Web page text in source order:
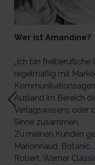
Wer ist Amandine?
„Ich bin
regelmäßig mit
Ausland im Bereich
Verlagswesens oder
Sinne zusammen.
Zu meinen Kunden
Marionnaud,
Robert, Warner